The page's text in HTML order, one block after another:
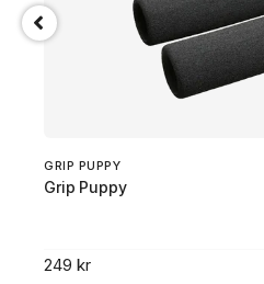
GRIP PUPPY
Grip Puppy
249 kr